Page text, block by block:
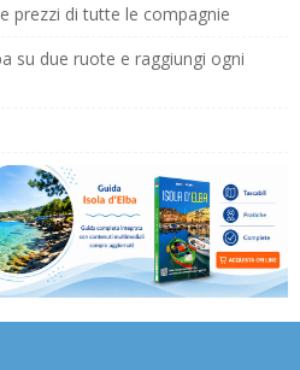
prezzi di tutte le compagnie
su due ruote e raggiungi ogni